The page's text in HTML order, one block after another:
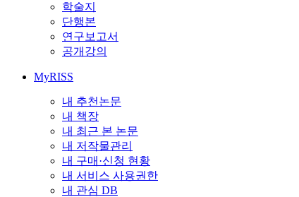
학술지
단행본
연구보고서
공개강의
MyRISS
내 추천논문
내 책장
내 최근 본 논문
내 저작물관리
내 구매·신청 현황
내 서비스 사용권한
내 관심 DB